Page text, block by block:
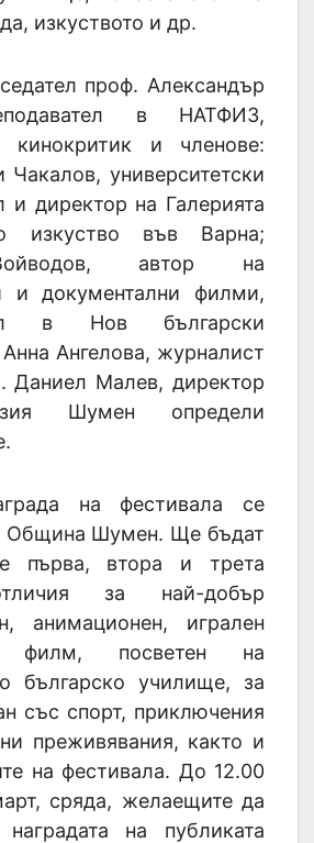
изкуството и др.
проф. Александър
в НАТФИЗ,
и членове:
университетски
и директор на Галерията
изкуство във Варна;
автор на
и документални филми,
в Нов български
Анна Ангелова, журналист
Малев, директор
Шумен определи
на фестивала се
Община Шумен. Ще бъдат
първа, втора и трета
за най-добър
анимационен, игрален
посветен на
българско училище, за
със спорт, приключения
преживявания, както и
на фестивала. До 12.00
сряда, желаещите да
наградата на публиката